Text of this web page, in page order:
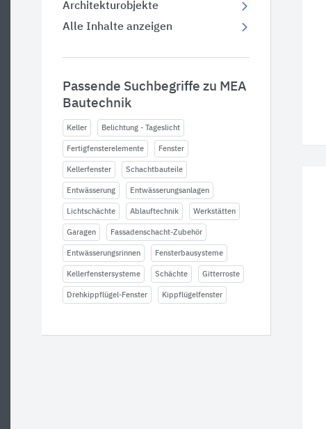
Architekturobjekte
Alle Inhalte anzeigen
Passende Suchbegriffe zu MEA
Bautechnik
Keller Belichtung - Tageslicht
Fertigfensterelemente Fenster
Kellerfenster Schachtbauteile
Entwässerung Entwässerungsanlagen
Lichtschächte Ablauftechnik Werkstätten
Garagen Fassadenschacht-Zubehör
Entwässerungsrinnen Fensterbausysteme
Kellerfenstersysteme Schächte Gitterroste
Drehkippflügel-Fenster Kippflügelfenster